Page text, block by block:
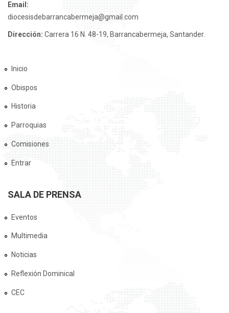
Email:
diocesisdebarrancabermeja@gmail.com
Dirección: Carrera 16 N. 48-19, Barrancabermeja, Santander.
Inicio
Obispos
Historia
Parroquias
Comisiones
Entrar
SALA DE PRENSA
Eventos
Multimedia
Noticias
Reflexión Dominical
CEC